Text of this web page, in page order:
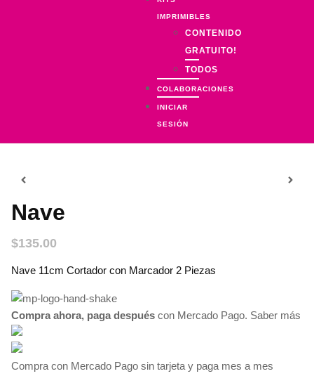
IMPRIMIBLES
CONTENIDO
GRATUITO!
TODOS
COLABORACIONES
INICIAR
SESIÓN
Nave
$135.00
Nave 11cm Cortador con Marcador 2 Piezas
Compra ahora, paga después con Mercado Pago. Saber más
Compra con Mercado Pago sin tarjeta y paga mes a mes